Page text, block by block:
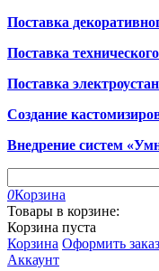
Поставка
Поставка
Поставка
Создание
Внедрение систем
0Корзина
Товары в корзине:
Корзина пуста
Корзина Оформить заказ
Аккаунт